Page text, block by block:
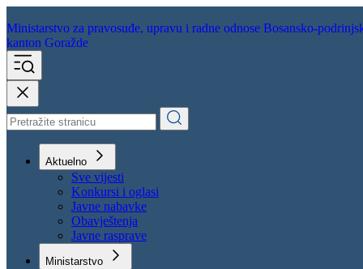
Ministarstvo za pravosuđe, upravu i radne odnose Bosansko-
kanton Goražde
Aktuelno
Sve vijesti
Konkursi i oglasi
Javne nabavke
Obavještenja
Javne rasprave
Ministarstvo